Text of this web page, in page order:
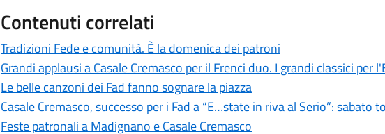
Contenuti correlati
Tradizioni Fede e comunità. È la domenica dei patroni
Grandi applausi a Casale Cremasco per il Frenci duo. I grandi classici per
Le belle canzoni dei Fad fanno sognare la piazza
Casale Cremasco, successo per i Fad a “E…state in riva al Serio”: sabato
Feste patronali a Madignano e Casale Cremasco